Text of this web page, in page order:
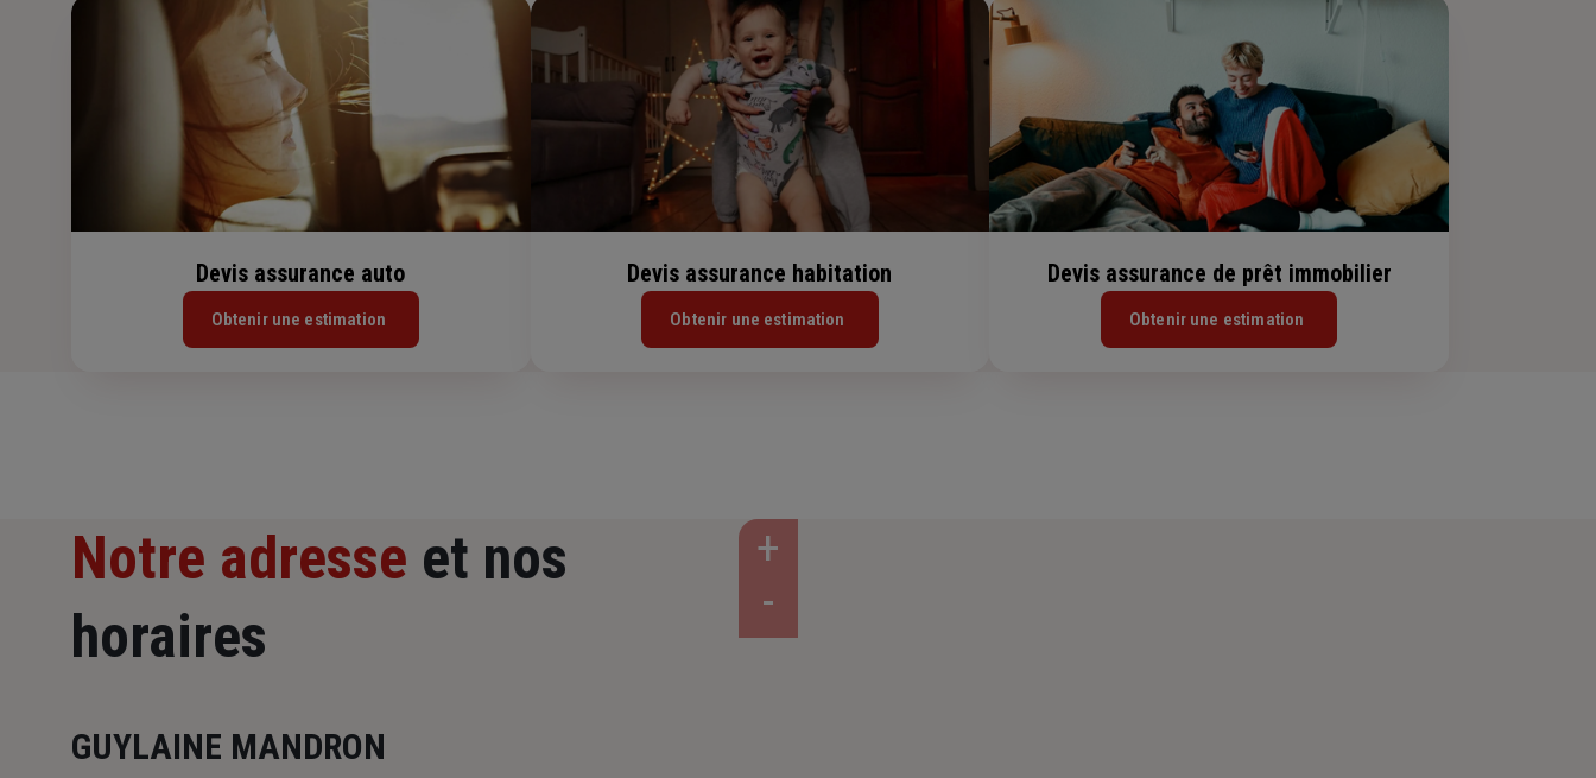
Devis assurance auto
Obtenir une estimation
Devis assurance habitation
Obtenir une estimation
Devis assurance de prêt immobilier
Obtenir une estimation
Notre adresse et nos
horaires
GUYLAINE MANDRON